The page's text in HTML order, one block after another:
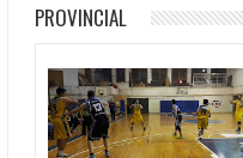
PROVINCIAL